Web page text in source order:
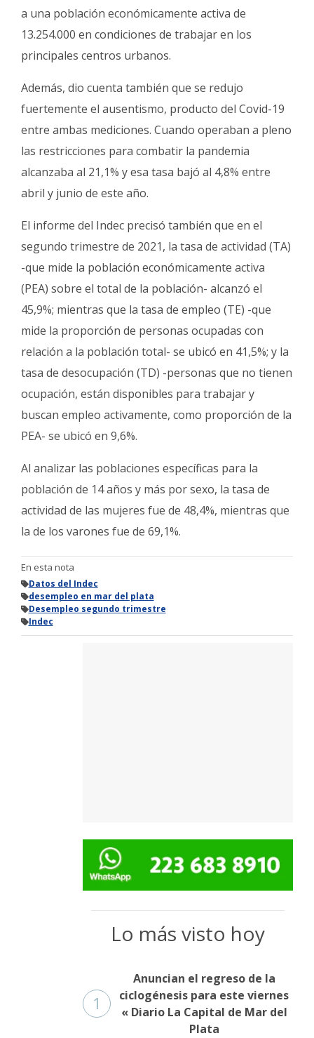
a una población económicamente activa de
13.254.000 en condiciones de trabajar en los
principales centros urbanos.
Además, dio cuenta también que se redujo
fuertemente el ausentismo, producto del Covid-19
entre ambas mediciones. Cuando operaban a pleno
las restricciones para combatir la pandemia
alcanzaba al 21,1% y esa tasa bajó al 4,8% entre
abril y junio de este año.
El informe del Indec precisó también que en el
segundo trimestre de 2021, la tasa de actividad (TA)
-que mide la población económicamente activa
(PEA) sobre el total de la población- alcanzó el
45,9%; mientras que la tasa de empleo (TE) -que
mide la proporción de personas ocupadas con
relación a la población total- se ubicó en 41,5%; y la
tasa de desocupación (TD) -personas que no tienen
ocupación, están disponibles para trabajar y
buscan empleo activamente, como proporción de la
PEA- se ubicó en 9,6%.
Al analizar las poblaciones específicas para la
población de 14 años y más por sexo, la tasa de
actividad de las mujeres fue de 48,4%, mientras que
la de los varones fue de 69,1%.
En esta nota
Datos del Indec
desempleo en mar del plata
Desempleo segundo trimestre
Indec
Lo más visto hoy
1
Anuncian el regreso de la
ciclogénesis para este viernes
« Diario La Capital de Mar del
Plata